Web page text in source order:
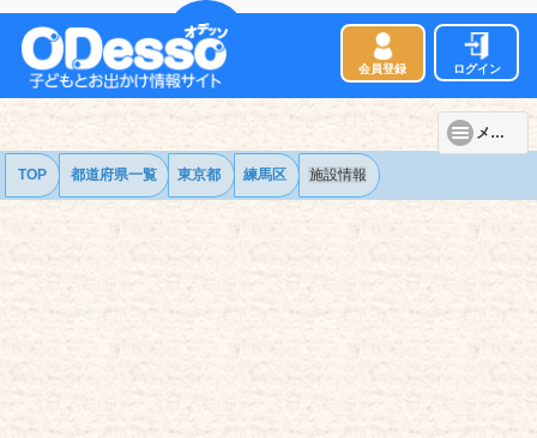
会員登録 ログイン
メニュー
TOP 都道府県一覧 東京都 練馬区 施設情報